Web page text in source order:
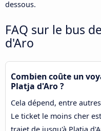
dessous.
FAQ sur le bus
d'Aro
Combien coûte un
Platja d'Aro ?
Cela dépend, entre
Le ticket le moins cher